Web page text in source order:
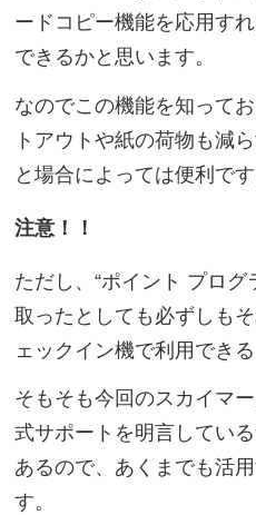
ードコピー機能を応用す
できるかと思います。
なのでこの機能を知って
トアウトや紙の荷物も減
と場合によっては便利です
注意！！
ただし、“ポイント プロ
取ったとしても必ずしも
ェックイン機で利用でき
そもそも今回のスカイマ
式サポートを明言してい
あるので、あくまでも活
す。